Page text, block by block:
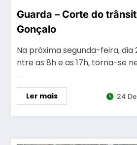
Guarda – Corte do
Gonçalo
Na próxima segunda-feira, dia
ntre as 8h e as 17h, torna-se
Ler mais 24